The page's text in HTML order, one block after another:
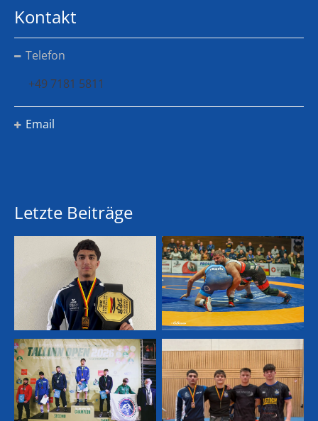
Kontakt
Telefon
+49 7181 5811
Email
Letzte Beiträge